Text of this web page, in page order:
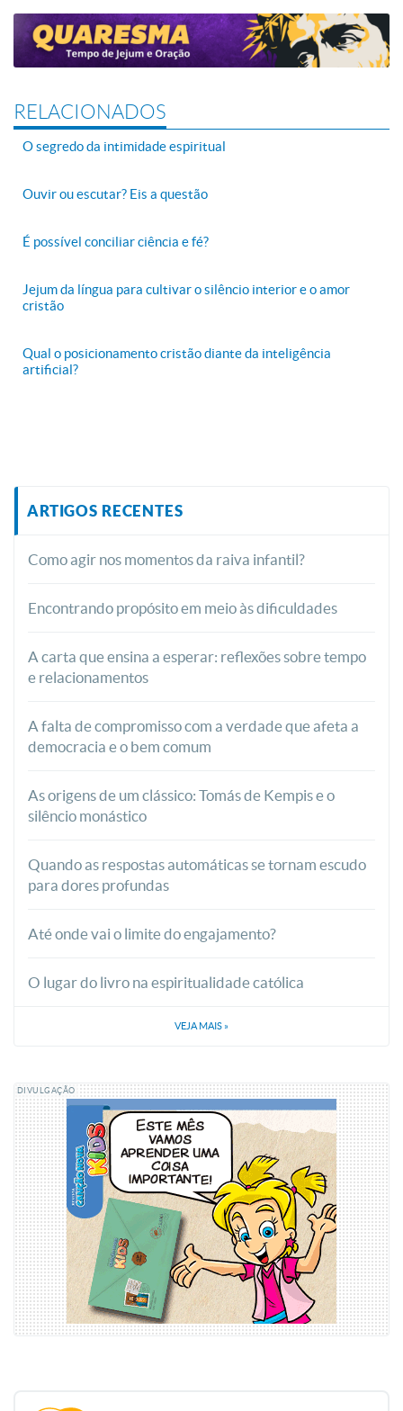
RELACIONADOS
O segredo da intimidade espiritual
Ouvir ou escutar? Eis a questão
É possível conciliar ciência e fé?
Jejum da língua para cultivar o silêncio interior e o amor
cristão
Qual o posicionamento cristão diante da inteligência
artificial?
ARTIGOS RECENTES
Como agir nos momentos da raiva infantil?
Encontrando propósito em meio às dificuldades
A carta que ensina a esperar: reflexões sobre tempo
e relacionamentos
A falta de compromisso com a verdade que afeta a
democracia e o bem comum
As origens de um clássico: Tomás de Kempis e o
silêncio monástico
Quando as respostas automáticas se tornam escudo
para dores profundas
Até onde vai o limite do engajamento?
O lugar do livro na espiritualidade católica
VEJA MAIS »
DIVULGAÇÃO